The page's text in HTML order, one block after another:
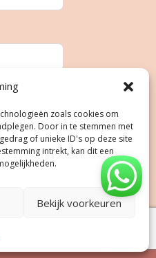
zoals cookies om
Door in te stemmen met
of unieke ID's op deze site
intrekt, kan dit een
Bekijk voorkeuren